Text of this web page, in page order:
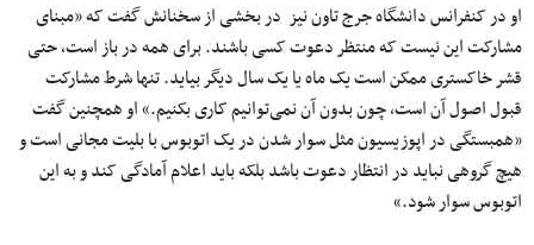
او در کنفرانس دانشگاه جرج تاون نیز در بخشی از سخنانش گفت که «مبنای
مشارکت این نیست که منتظر دعوت کسی باشند. برای همه در باز است، حتی
قشر خاکستری ممکن است یک ماه یا یک سال دیگر بیاید. تنها شرط مشارکت
قبول اصول آن است، چون بدون آن نمی‌توانیم کاری بکنیم.» او همچنین گفت
«همبستگی در اپوزیسیون مثل سوار شدن در یک اتوبوس با بلیت مجانی است و
هیچ گروهی نباید در انتظار دعوت باشد بلکه باید اعلام آمادگی کند و به این
اتوبوس سوار شود.»